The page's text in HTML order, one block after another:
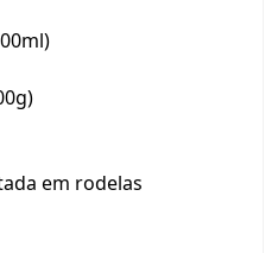
em rodelas